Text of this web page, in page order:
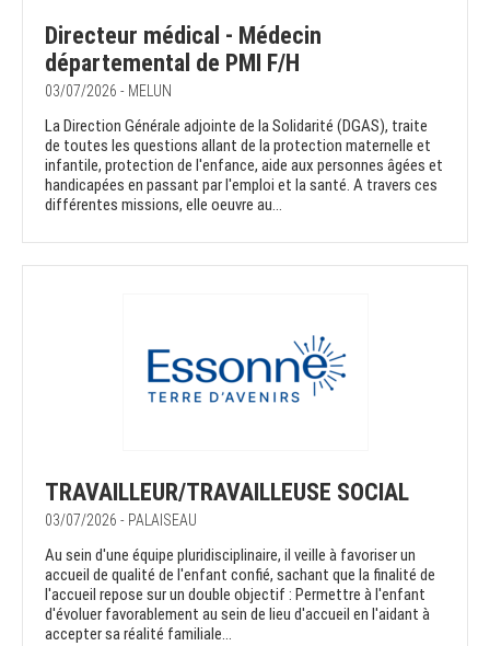
Directeur médical - Médecin
départemental de PMI F/H
03/07/2026 - MELUN
La Direction Générale adjointe de la Solidarité (DGAS), traite
de toutes les questions allant de la protection maternelle et
infantile, protection de l'enfance, aide aux personnes âgées et
handicapées en passant par l'emploi et la santé. A travers ces
différentes missions, elle oeuvre au...
TRAVAILLEUR/TRAVAILLEUSE SOCIAL
03/07/2026 - PALAISEAU
Au sein d'une équipe pluridisciplinaire, il veille à favoriser un
accueil de qualité de l'enfant confié, sachant que la finalité de
l'accueil repose sur un double objectif : Permettre à l'enfant
d'évoluer favorablement au sein de lieu d'accueil en l'aidant à
accepter sa réalité familiale...